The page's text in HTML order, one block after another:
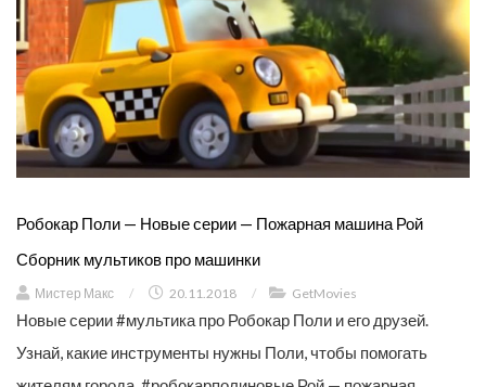
Робокар Поли — Новые серии — Пожарная машина Рой
Сборник мультиков про машинки
Мистер Макс / 20.11.2018 / GetMovies
Новые серии #мультика про Робокар Поли и его друзей.
Узнай, какие инструменты нужны Поли, чтобы помогать